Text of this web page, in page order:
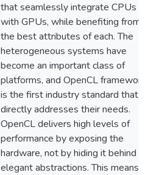
that seamlessly integrate CPUs
with GPUs, while benefiting from
the best attributes of each. The
heterogeneous systems have
become an important class of
platforms, and OpenCL framework
is the first industry standard that
directly addresses their needs.
OpenCL delivers high levels of
performance by exposing the
hardware, not by hiding it behind
elegant abstractions. This means